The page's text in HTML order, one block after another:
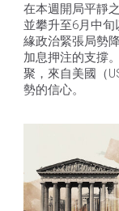
在本週開局平靜
並攀升至6月中
緣政治緊張局勢
加息押注的支撐
聚，來自美國（
勢的信心。